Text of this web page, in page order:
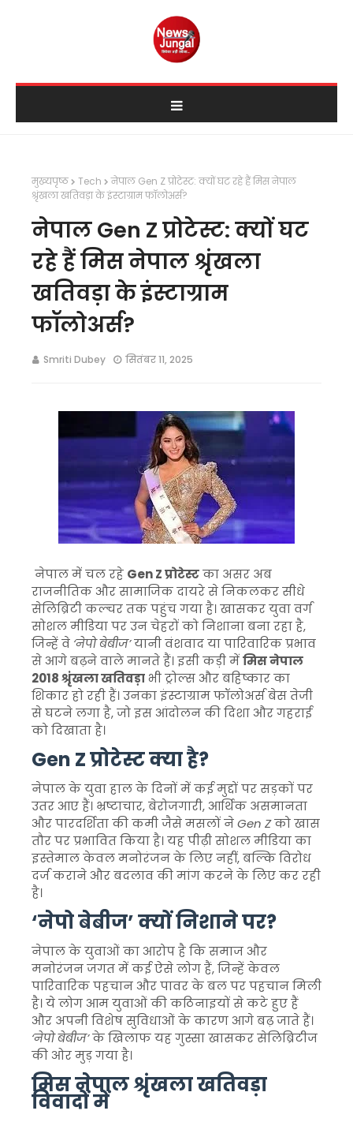
मुख्यपृष्ठ Tech
नेपाल Gen Z प्रोटेस्ट: क्यों घट रहे हैं मिस नेपाल
श्रृंखला खतिवड़ा के इंस्टाग्राम फॉलोअर्स?
नेपाल Gen Z प्रोटेस्ट: क्यों घट
रहे हैं मिस नेपाल श्रृंखला
खतिवड़ा के इंस्टाग्राम
फॉलोअर्स?
Smriti Dubey सितंबर 11, 2025
नेपाल में चल रहे Gen Z प्रोटेस्टका असर अब
राजनीतिक और सामाजिक दायरे से निकलकर सीधे
सेलिब्रिटी कल्चर तक पहुंच गया है। खासकर युवा वर्ग
सोशल मीडिया पर उन चेहरों को निशाना बना रहा है,
जिन्हें वे ‘नेपो बेबीज’यानी वंशवाद या पारिवारिक प्रभाव
से आगे बढ़ने वाले मानते हैं। इसी कड़ी मेंमिस नेपाल
2018 श्रृंखला खतिवड़ा भी ट्रोल्स और बहिष्कार का
शिकार हो रही हैं। उनका इंस्टाग्राम फॉलोअर्स बेस तेजी
से घटने लगा है, जो इस आंदोलन की दिशा और गहराई
को दिखाता है।
Gen Z प्रोटेस्ट क्या है?
नेपाल के युवा हाल के दिनों में कई मुद्दों पर सड़कों पर
उतर आए हैं। भ्रष्टाचार, बेरोजगारी, आर्थिक असमानता
और पारदर्शिता की कमी जैसे मसलों नेGen Zको खास
तौर पर प्रभावित किया है। यह पीढ़ी सोशल मीडिया का
इस्तेमाल केवल मनोरंजन के लिए नहीं, बल्कि विरोध
दर्ज कराने और बदलाव की मांग करने के लिए कर रही
है।
‘नेपो बेबीज’ क्यों निशाने पर?
नेपाल के युवाओं का आरोप है कि समाज और
मनोरंजन जगत में कई ऐसे लोग हैं, जिन्हें केवल
पारिवारिक पहचान और पावर के बल पर पहचान मिली
है। ये लोग आम युवाओं की कठिनाइयों से कटे हुए हैं
और अपनी विशेष सुविधाओं के कारण आगे बढ़ जाते हैं।
‘नेपो बेबीज’के खिलाफ यह गुस्सा खासकर सेलिब्रिटीज
की ओर मुड़ गया है।
मिस नेपाल श्रृंखला खतिवड़ा
विवादों में